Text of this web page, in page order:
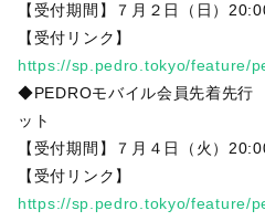
【受付期間】７月２日（日）
【受付リンク】
https://sp.pedro.tokyo/feature/
◆PEDROモバイル会員先着先
ット
【受付期間】７月４日（火）
【受付リンク】
https://sp.pedro.tokyo/feature/